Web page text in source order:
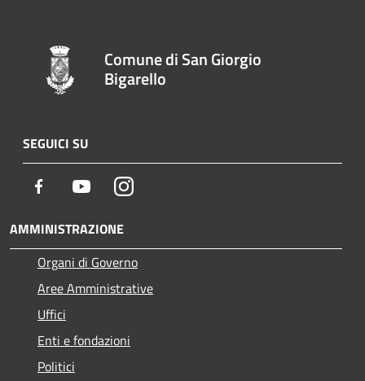
Comune di San Giorgio
Bigarello
SEGUICI SU
Facebook YoutubeInstagram
AMMINISTRAZIONE
Organi di Governo
Aree Amministrative
Uffici
Enti e fondazioni
Politici